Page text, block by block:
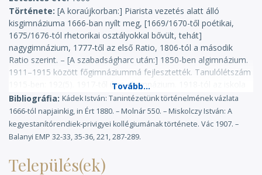
Története [A koraújkorban:] Piarista vezetés alatt álló
kisgimnáziuma 1666-ban nyílt meg, [1669/1670-től poétikai,
1675/1676-tól rhetorikai osztályokkal bővült, tehát]
nagygimnázium, 1777-től az első Ratio, 1806-tól a második
Ratio szerint. – [A szabadságharc után:] 1850-ben algimnázium.
1911–1915 között főgimnáziummá fejlesztették. Tanulólétszám
1915-ben: 192(5). 1917-től újra algimnázium. 1918-tól az iskola
felett a magyar tanügyigazgatás illetékessége megszűnt. [1919-
ben a csehszlovák tanügyi kormányzat államosította,
épületében szlovák állami gimnázium és katolikus elemi iskola
működött.] (KIKT)
Bibliográfia Kádek István: Tanintézetünk történelmének vázlata
1666-tól napjainkig, in Ért 1880. – Molnár 550. – Miskolczy István: A
kegyestanítórendiek-privigyei kollégiumának története. Vác 1907. –
Balanyi EMP 32-33, 35-36, 221, 287-289.
Település(ek)